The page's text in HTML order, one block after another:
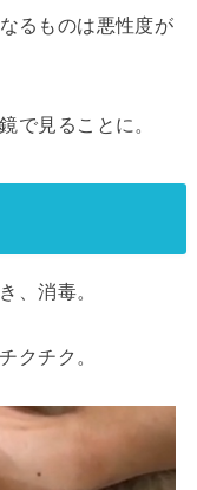
るものは悪性度が
で見ることに。
、消毒。
クチク。